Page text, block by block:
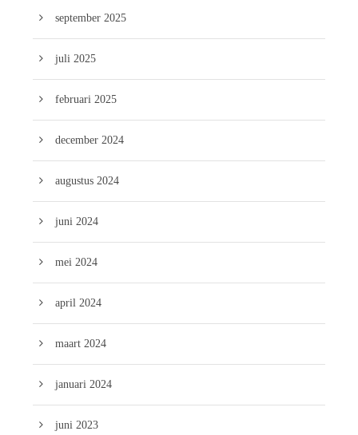
september 2025
juli 2025
februari 2025
december 2024
augustus 2024
juni 2024
mei 2024
april 2024
maart 2024
januari 2024
juni 2023